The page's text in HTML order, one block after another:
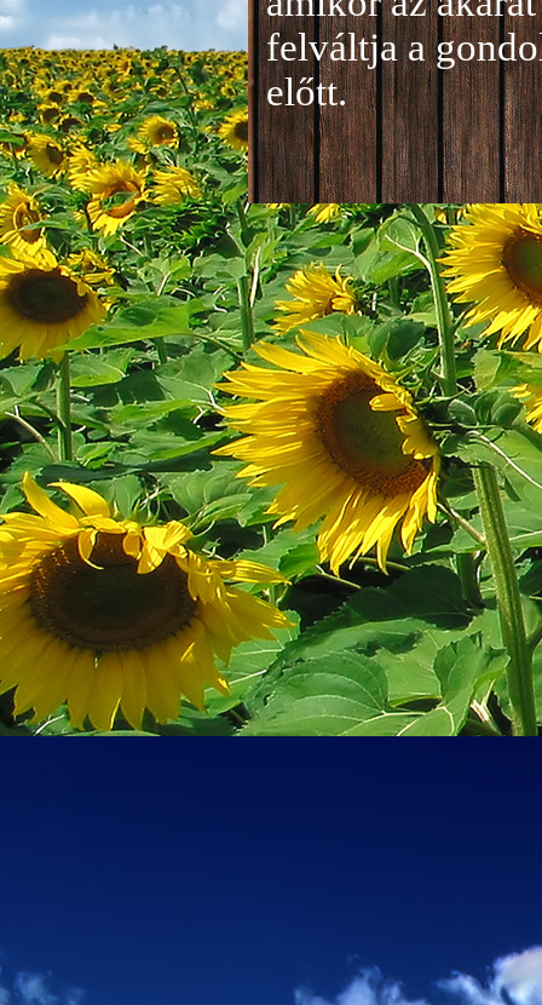
felváltja a
előtt.
Jelentkezés a
A
folyamatosan
benyújtása a je
történik mind
személyesen.
személyesen a
címen tudjátok
Kérelmeteket